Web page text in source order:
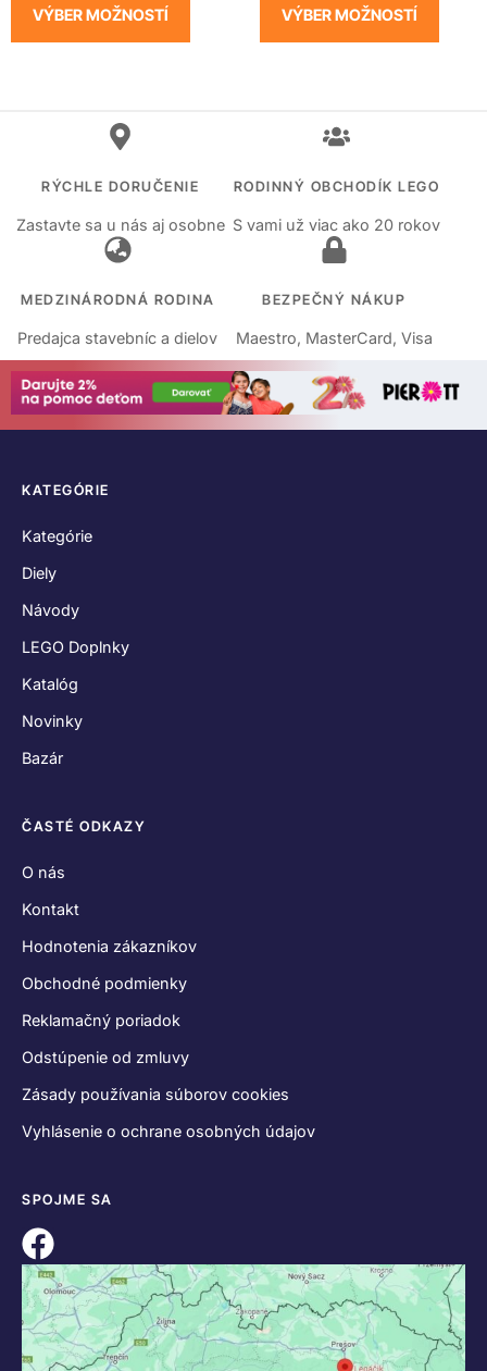
VÝBER MOŽNOSTÍ VÝBER MOŽNOSTÍ
RÝCHLE DORUČENIE
Zastavte sa u nás aj osobne
RODINNÝ OBCHODÍK LEGO
S vami už viac ako 20 rokov
MEDZINÁRODNÁ RODINA
Predajca stavebníc a dielov
BEZPEČNÝ NÁKUP
Maestro, MasterCard, Visa
KATEGÓRIE
Kategórie
Diely
Návody
LEGO Doplnky
Katalóg
Novinky
Bazár
ČASTÉ ODKAZY
O nás
Kontakt
Hodnotenia zákazníkov
Obchodné podmienky
Reklamačný poriadok
Odstúpenie od zmluvy
Zásady používania súborov cookies
Vyhlásenie o ochrane osobných údajov
SPOJME SA